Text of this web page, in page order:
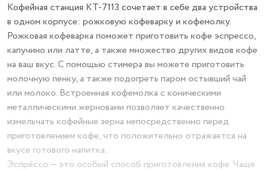
Кофейная станция КТ-7113 сочетает в себе два устройства
в одном корпусе: рожковую кофеварку и кофемолку.
Рожковая кофеварка поможет приготовить кофе эспрессо,
капучино или латте, а также множество других видов кофе
на ваш вкус. С помощью стимера вы можете приготовить
молочную пенку, а также подогреть паром остывший чай
или молоко. Встроенная кофемолка с коническими
металлическими жерновами позволяет качественно
измельчать кофейные зерна непосредственно перед
приготовлением кофе, что положительно отражается на
вкусе готового напитка.
Эспре́ссо — это особый способ приготовления кофе. Чаще